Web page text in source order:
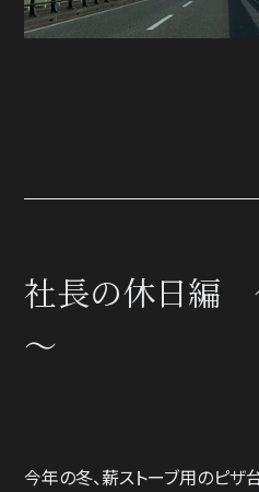
社長の休日編
～
今年の冬、薪ストーブ用のピザ